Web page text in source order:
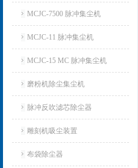
MCJC-7500 脉冲集尘机
MCJC-11 脉冲集尘机
MCJC-15 MC 脉冲集尘机
磨粉机除尘集尘机
脉冲反吹滤芯除尘器
雕刻机吸尘装置
布袋除尘器